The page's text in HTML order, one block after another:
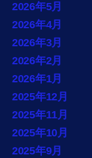
2026年5月
2026年4月
2026年3月
2026年2月
2026年1月
2025年12月
2025年11月
2025年10月
2025年9月